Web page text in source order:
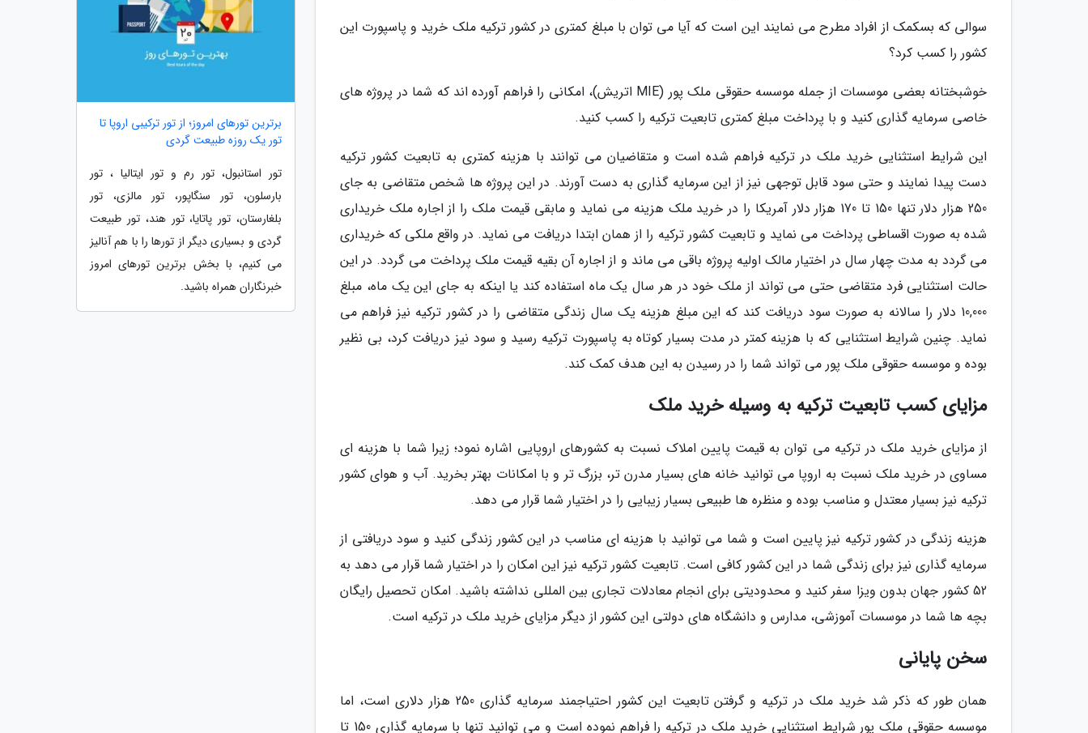
سوالی که بسکمک از افراد مطرح می نمایند این است که آیا می توان با مبلغ کمتری در کشور ترکیه ملک خرید و پاسپورت این
کشور را کسب کرد؟
خوشبختانه بعضی موسسات از جمله موسسه حقوقی ملک پور (MIE اتریش)، امکانی را فراهم آورده اند که شما در پروژه های
خاصی سرمایه گذاری کنید و با پرداخت مبلغ کمتری تابعیت ترکیه را کسب کنید.
این شرایط استثنایی خرید ملک در ترکیه فراهم شده است و متقاضیان می توانند با هزینه کمتری به تابعیت کشور ترکیه
دست پیدا نمایند و حتی سود قابل توجهی نیز از این سرمایه گذاری به دست آورند. در این پروژه ها شخص متقاضی به جای
250 هزار دلار تنها 150 تا 170 هزار دلار آمریکا را در خرید ملک هزینه می نماید و مابقی قیمت ملک را از اجاره ملک خریداری
شده به صورت اقساطی پرداخت می نماید و تابعیت کشور ترکیه را از همان ابتدا دریافت می نماید. در واقع ملکی که خریداری
می گردد به مدت چهار سال در اختیار مالک اولیه پروژه باقی می ماند و از اجاره آن بقیه قیمت ملک پرداخت می گردد. در این
حالت استثنایی فرد متقاضی حتی می تواند از ملک خود در هر سال یک ماه استفاده کند یا اینکه به جای این یک ماه، مبلغ
10,000 دلار را سالانه به صورت سود دریافت کند که این مبلغ هزینه یک سال زندگی متقاضی را در کشور ترکیه نیز فراهم می
نماید. چنین شرایط استثنایی که با هزینه کمتر در مدت بسیار کوتاه به پاسپورت ترکیه رسید و سود نیز دریافت کرد، بی نظیر
بوده و موسسه حقوقی ملک پور می تواند شما را در رسیدن به این هدف کمک کند.
مزایای کسب تابعیت ترکیه به وسیله خرید ملک
از مزایای خرید ملک در ترکیه می توان به قیمت پایین املاک نسبت به کشورهای اروپایی اشاره نمود؛ زیرا شما با هزینه ای
مساوی در خرید ملک نسبت به اروپا می توانید خانه های بسیار مدرن تر، بزرگ تر و با امکانات بهتر بخرید. آب و هوای کشور
ترکیه نیز بسیار معتدل و مناسب بوده و منظره ها طبیعی بسیار زیبایی را در اختیار شما قرار می دهد.
هزینه زندگی در کشور ترکیه نیز پایین است و شما می توانید با هزینه ای مناسب در این کشور زندگی کنید و سود دریافتی از
سرمایه گذاری نیز برای زندگی شما در این کشور کافی است. تابعیت کشور ترکیه نیز این امکان را در اختیار شما قرار می دهد به
52 کشور جهان بدون ویزا سفر کنید و محدودیتی برای انجام معادلات تجاری بین المللی نداشته باشید. امکان تحصیل رایگان
بچه ها شما در موسسات آموزشی، مدارس و دانشگاه های دولتی این کشور از دیگر مزایای خرید ملک در ترکیه است.
سخن پایانی
همان طور که ذکر شد خرید ملک در ترکیه و گرفتن تابعیت این کشور احتیاجمند سرمایه گذاری 250 هزار دلاری است، اما
موسسه حقوقی ملک پور شرایط استثنایی خرید ملک در ترکیه را فراهم نموده است و می توانید تنها با سرمایه گذاری 150 تا
برترین تورهای امروز؛ از تور ترکیبی اروپا تا
تور یک روزه طبیعت گردی
تور استانبول، تور رم و تور ایتالیا ، تور
بارسلون، تور سنگاپور، تور مالزی، تور
بلغارستان، تور پاتایا، تور هند، تور طبیعت
گردی و بسیاری دیگر از تورها را با هم آنالیز
می کنیم، با بخش برترین تورهای امروز
خبرنگاران همراه باشید.